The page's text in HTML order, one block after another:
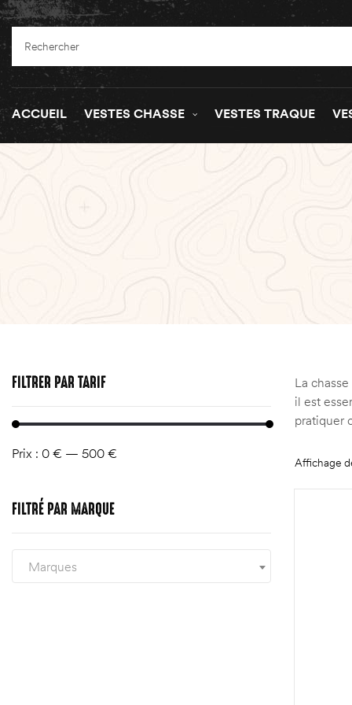
ACCUEIL VESTES CHASSE VESTES TRAQUE
La
il est
pratiquer
Affichage
FILTRER PAR TARIF
Prix : 0 € — 500 €
FILTRÉ PAR MARQUE
Marques